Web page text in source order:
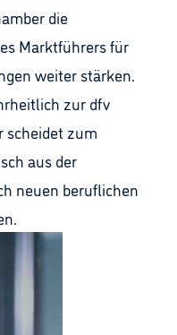
die
Marktführers für
weiter stärken.
zur dfv
scheidet zum
aus der
neuen beruflichen